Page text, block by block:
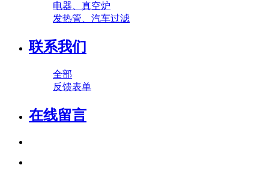
电器、真空炉
发热管、汽车过滤
联系我们
全部
反馈表单
在线留言